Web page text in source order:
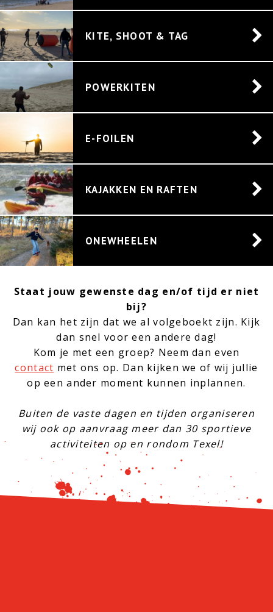
KITE, SHOOT & TAG
POWERKITEN
E-FOILEN
KAJAKKEN EN RAFTEN
ONEWHEELEN
Staat jouw gewenste dag en/of tijd er niet
bij?
Dan kan het zijn dat we al volgeboekt zijn. Kijk
dan snel voor een andere dag!
Kom je met een groep? Neem dan even
contact met ons op. Dan kijken we of wij jullie
op een ander moment kunnen inplannen.
Buiten de vaste dagen en tijden organiseren
wij ook op aanvraag meer dan 30 sportieve
activiteiten op en rondom Texel!